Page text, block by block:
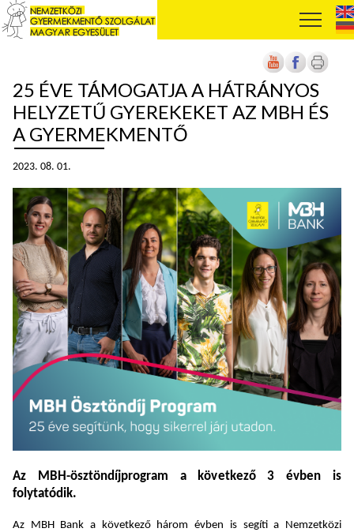
25 ÉVE TÁMOGATJA A HÁTRÁNYOS
HELYZETŰ GYEREKEKET AZ MBH ÉS
A GYERMEKMENTŐ
2023. 08. 01.
Az MBH-ösztöndíjprogram a következő 3 évben is
folytatódik.
Az MBH Bank a következő három évben is segíti a Nemzetközi